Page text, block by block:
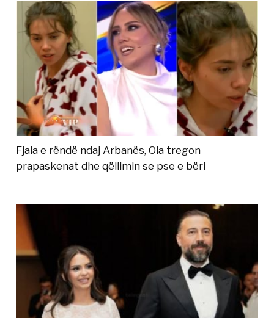
Fjala e rëndë ndaj Arbanës, Ola tregon
prapaskenat dhe qëllimin se pse e bëri